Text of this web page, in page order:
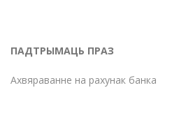
ПАДТРЫМАЦЬ ПРАЗ
Ахвяраванне на рахунак банка